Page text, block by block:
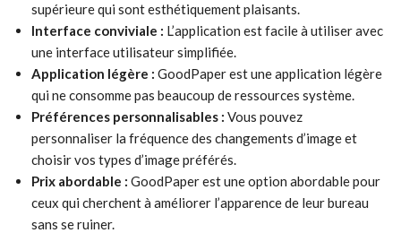
supérieure qui sont esthétiquement plaisants.
Interface conviviale : L’application est facile à utiliser avec
une interface utilisateur simplifiée.
Application légère : GoodPaper est une application légère
qui ne consomme pas beaucoup de ressources système.
Préférences personnalisables : Vous pouvez
personnaliser la fréquence des changements d’image et
choisir vos types d’image préférés.
Prix abordable : GoodPaper est une option abordable pour
ceux qui cherchent à améliorer l’apparence de leur bureau
sans se ruiner.